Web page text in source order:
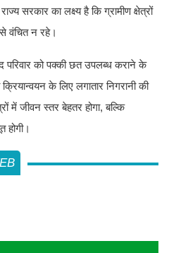
सरकार का लक्ष्य है कि ग्रामीण क्षेत्रों
से वंचित न रहे।
को पक्की छत उपलब्ध कराने के
के लिए लगातार निगरानी की
में जीवन स्तर बेहतर होगा, बल्कि
होगी।